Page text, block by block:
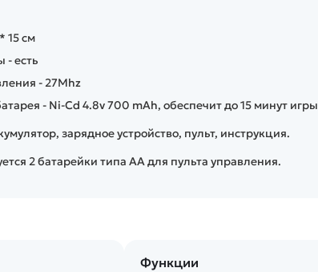
15 см
- есть
- 27Mhz
- Ni-Cd 4.8v 700 mAh, обеспечит до 15 минут игры
зарядное устройство, пульт, инструкция.
2 батарейки типа AA для пульта управления.
Функции